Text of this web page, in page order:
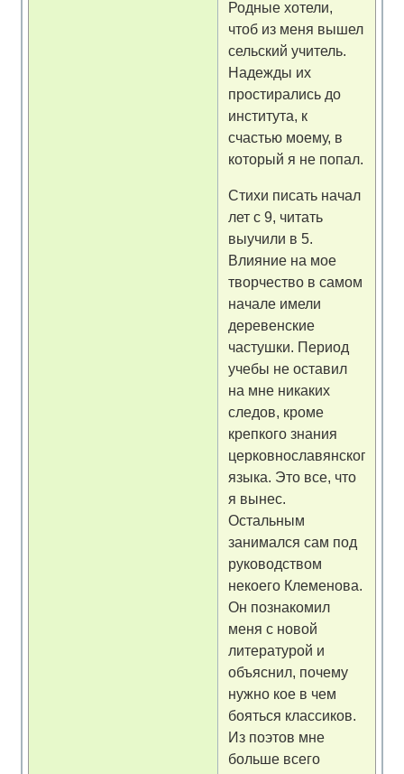
Родные хотели,
чтоб из меня вышел
сельский учитель.
Надежды их
простирались до
института, к
счастью моему, в
который я не попал.
Стихи писать начал
лет с 9, читать
выучили в 5.
Влияние на мое
творчество в самом
начале имели
деревенские
частушки. Период
учебы не оставил
на мне никаких
следов, кроме
крепкого знания
церковнославянского
языка. Это все, что
я вынес.
Остальным
занимался сам под
руководством
некоего Клеменова.
Он познакомил
меня с новой
литературой и
объяснил, почему
нужно кое в чем
бояться классиков.
Из поэтов мне
больше всего